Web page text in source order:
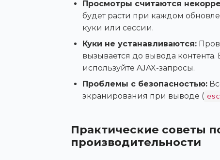
Просмотры считаются
будет расти при каждом
куки или сессии.
Куки не устанавливаются:
вызывается до вывода контента.
используйте AJAX-запросы.
Проблемы с безопасностью:
экранирования при выводе (
Практические советы
производительности